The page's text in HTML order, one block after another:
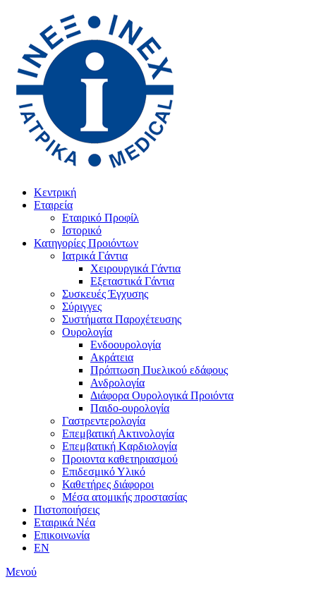
Κεντρική
Εταιρεία
Εταιρικό Προφίλ
Ιστορικό
Κατηγορίες Προιόντων
Ιατρικά Γάντια
Χειρουργικά Γάντια
Εξεταστικά Γάντια
Συσκευές Έγχυσης
Σύριγγες
Συστήματα Παροχέτευσης
Ουρολογία
Ενδοουρολογία
Ακράτεια
Πρόπτωση Πυελικού εδάφους
Ανδρολογία
Διάφορα Ουρολογικά Προιόντα
Παιδο-ουρολογία
Γαστρεντερολογία
Επεμβατική Ακτινολογία
Επεμβατική Kαρδιολογία
Προιοντα καθετηριασμού
Επιδεσμικό Υλικό
Καθετήρες διάφοροι
Μέσα ατομικής προστασίας
Πιστοποιήσεις
Εταιρικά Νέα
Επικοινωνία
EN
Μενού